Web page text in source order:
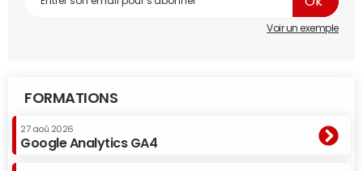
Voir un exemple
FORMATIONS
27 aoû 2026
Google Analytics GA4